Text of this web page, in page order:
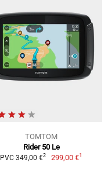
TOMTOM
Rider 50 Le
PVC 349,00 €2 299,00 €1